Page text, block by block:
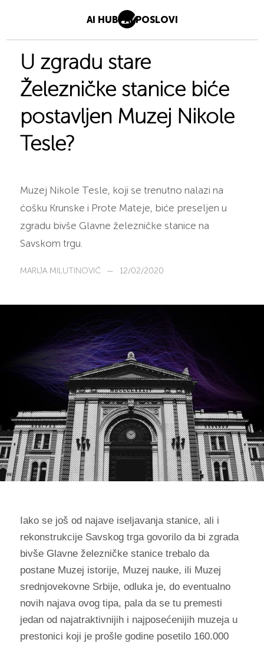
AI HUB AI POSLOVI
U zgradu stare
Železničke stanice biće
postavljen Muzej Nikole
Tesle?
Muzej Nikole Tesle, koji se trenutno nalazi na
ćošku Krunske i Prote Mateje, biće preseljen u
zgradu bivše Glavne železničke stanice na
Savskom trgu.
MARIJA MILUTINOVIĆ — 12/02/2020
Iako se još od najave iseljavanja stanice, ali i
rekonstrukcije Savskog trga govorilo da bi zgrada
bivše Glavne železničke stanice trebalo da
postane Muzej istorije, Muzej nauke, ili Muzej
srednjovekovne Srbije, odluka je, do eventualno
novih najava ovog tipa, pala da se tu premesti
jedan od najatraktivnijih i najposećenijih muzeja u
prestonici koji je prošle godine posetilo 160.000